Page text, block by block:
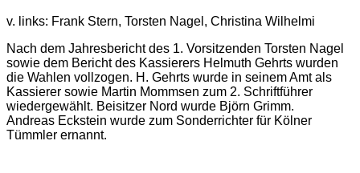
v. links: Frank Stern, Torsten Nagel, Christina Wilhelmi
Nach dem Jahresbericht des 1. Vorsitzenden Torsten Nagel
sowie dem Bericht des Kassierers Helmuth Gehrts wurden
die Wahlen vollzogen. H. Gehrts wurde in seinem Amt als
Kassierer sowie Martin Mommsen zum 2. Schriftführer
wiedergewählt. Beisitzer Nord wurde Björn Grimm.
Andreas Eckstein wurde zum Sonderrichter für Kölner
Tümmler ernannt.